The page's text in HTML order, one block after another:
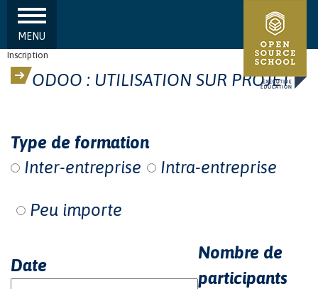
Aller au contenu principal
MENU
Inscription
ODOO : UTILISATION SUR PROJET
Type de formation
Inter-entreprise
Intra-entreprise
Peu importe
Date
Nombre de
participants